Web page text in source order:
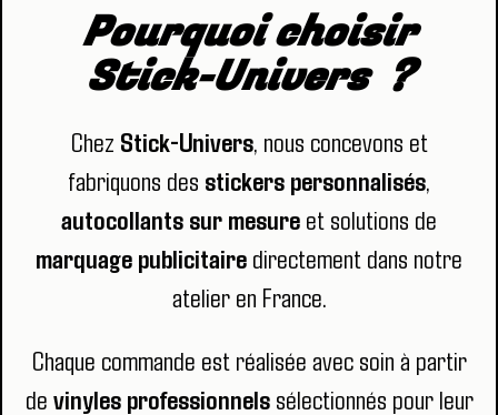
Pourquoi choisir
Stick-Univers ?
Chez Stick-Univers, nous concevons et
fabriquons des stickers personnalisés,
autocollants sur mesure et solutions de
marquage publicitaire directement dans notre
atelier en France.
Chaque commande est réalisée avec soin à partir
de vinyles professionnelssélectionnés pour leur